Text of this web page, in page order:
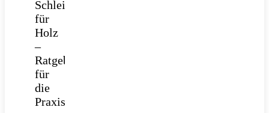
Schleifpapier
für
Holz
–
Ratgeber
für
die
Praxis